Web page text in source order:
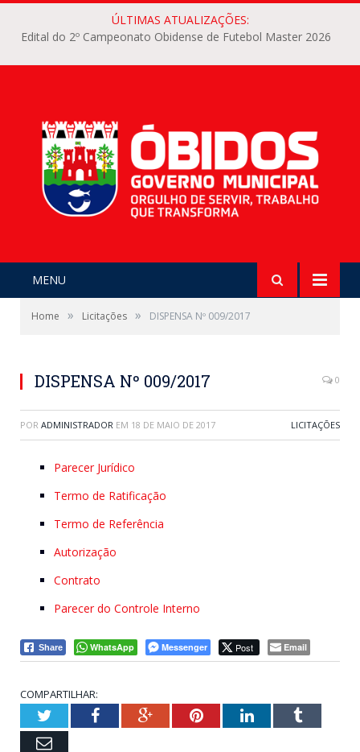
ÚLTIMAS ATUALIZAÇÕES:
Edital do 2º Campeonato Obidense de Futebol Master 2026
MENU
Home » Licitações » DISPENSA Nº 009/2017
DISPENSA Nº 009/2017 0
POR ADMINISTRADOR EM 18 DE MAIO DE 2017 LICITAÇÕES
Parecer Jurídico
Termo de Ratificação
Termo de Referência
Autorização
Contrato
Parecer do Controle Interno
Share WhatsApp Messenger Post Email
COMPARTILHAR:
TwitterFacebookGoogle+PinterestLinkedInTumblr
Email